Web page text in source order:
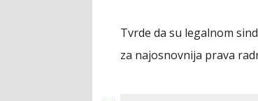
Tvrde da su legalnom
za najosnovnija prava